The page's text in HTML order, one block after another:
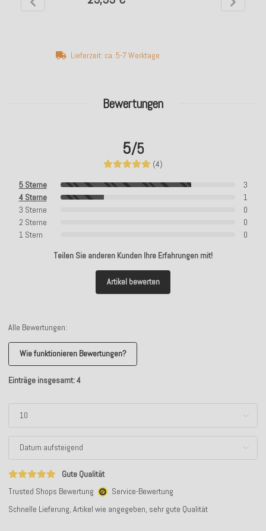
Bewertungen
5/5
(4)
5 Sterne
3
4 Sterne
1
3 Sterne
0
2 Sterne
0
1 Stern
0
Teilen Sie anderen Kunden Ihre Erfahrungen mit!
Artikel bewerten
Alle Bewertungen:
Wie funktionieren Bewertungen?
Einträge insgesamt: 4
Gute Qualität
Trusted Shops Bewertung
Service-Bewertung
Schnelle Lieferung, Artikel wie angegeben, sehr gute Qualität
Lieferzeit: ca. 5-7 Werktage